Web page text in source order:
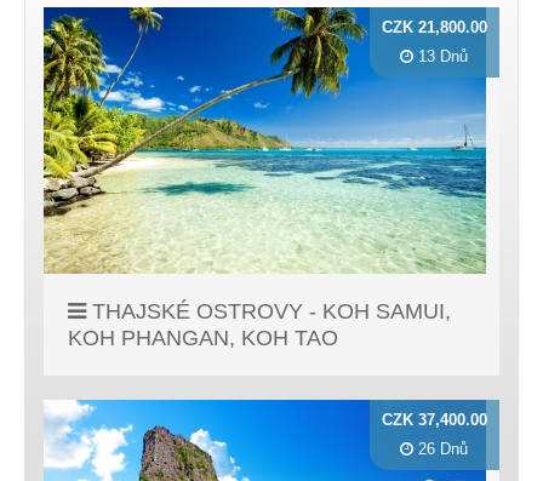
THAJSKÉ OSTROVY - KOH SAMUI,
KOH PHANGAN, KOH TAO
CZK 21,800.00
13 Dnů
CZK 37,400.00
26 Dnů